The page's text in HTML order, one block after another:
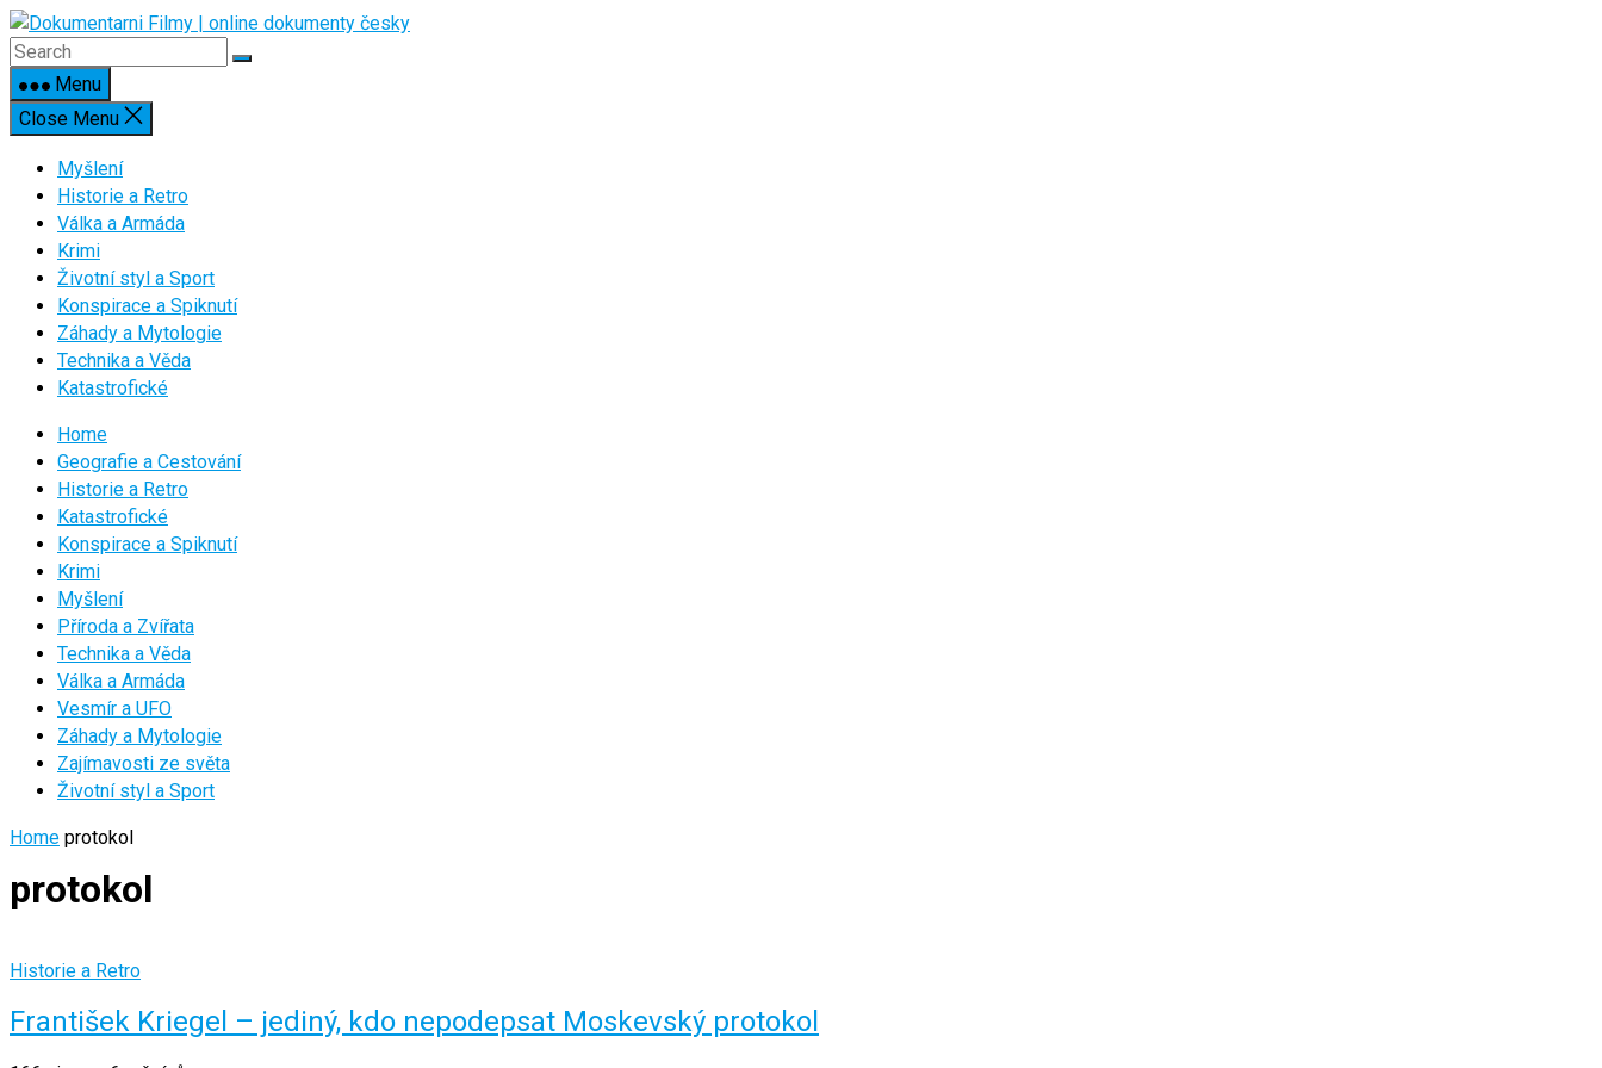
Skip
to
contentMenu
Close Menu
Myšlení
Historie a Retro
Válka a Armáda
Krimi
Životní styl a Sport
Konspirace a Spiknutí
Záhady a Mytologie
Technika a Věda
Katastrofické
Home
Geografie a Cestování
Historie a Retro
Katastrofické
Konspirace a Spiknutí
Krimi
Myšlení
Příroda a Zvířata
Technika a Věda
Válka a Armáda
Vesmír a UFO
Záhady a Mytologie
Zajímavosti ze světa
Životní styl a Sport
Home protokol
protokol
Historie a Retro
František Kriegel – jediný, kdo nepodepsat Moskevský protokol